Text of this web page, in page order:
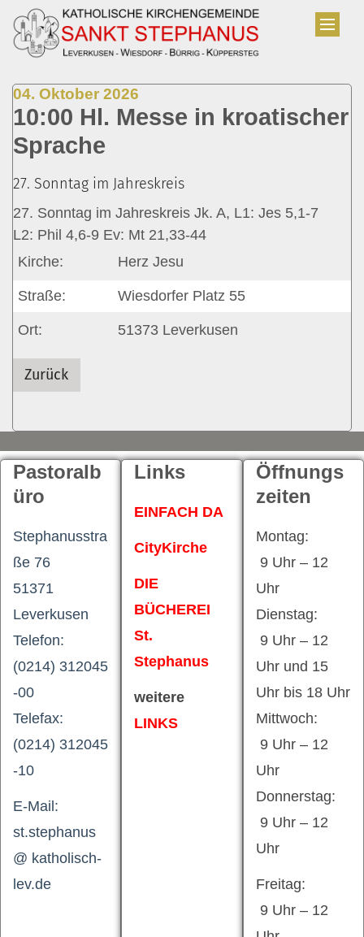
Zum Inhalt springen
04. Oktober 2026
10:00 Hl. Messe in kroatischer
Sprache
27. Sonntag im Jahreskreis
27. Sonntag im Jahreskreis Jk. A, L1: Jes 5,1-7
L2: Phil 4,6-9 Ev: Mt 21,33-44
Kirche:
Herz Jesu
Straße: Wiesdorfer Platz 55
Ort: 51373 Leverkusen
Zurück
Pastoralb
üro
Stephanusstra
ße 76
51371
Leverkusen
Telefon:
(0214) 312045
-00
Telefax:
(0214) 312045
-10
E-Mail:
st.stephanus
@ katholisch-
lev.de
Links
EINFACH DA
CityKirche
DIE
BÜCHEREI
St.
Stephanus
weitere
LINKS
Öffnungs
zeiten
Montag:
9 Uhr – 12
Uhr
Dienstag:
9 Uhr – 12
Uhr und 15
Uhr bis 18 Uhr
Mittwoch:
9 Uhr – 12
Uhr
Donnerstag:
9 Uhr – 12
Uhr
Freitag:
9 Uhr – 12